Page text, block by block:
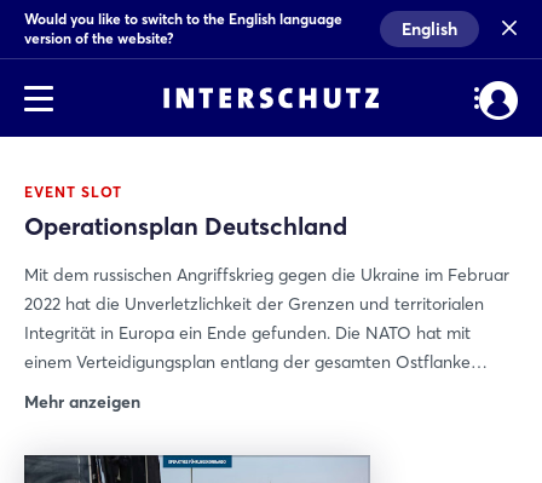
Would you like to switch to the English language
version of the website?
English
EVENT SLOT
Operationsplan Deutschland
Mit dem russischen Angriffskrieg gegen die Ukraine im Februar
2022 hat die Unverletzlichkeit der Grenzen und territorialen
Integrität in Europa ein Ende gefunden. Die NATO hat mit
einem Verteidigungsplan entlang der gesamten Ostflanke
reagiert, bei Alliierten und auch Deutschland Kräfte vor allem
Unterstützung sicherstellen. Dabei werden erhebliche hybride
Mehr anzeigen